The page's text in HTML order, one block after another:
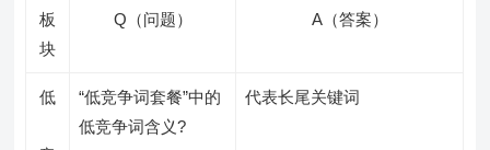
板
块
Q（问题） A（答案）
低
“低竞争词套餐”中的
低竞争词含义?
代表长尾关键词